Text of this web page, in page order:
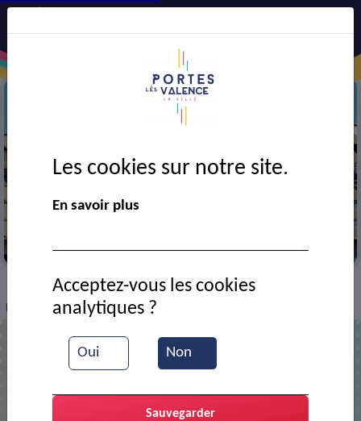
> VIE MUNICIPALE > Ressources documentaires
Portes ouvertes du Complexe Sportif Alice Milliat
Portes ouvertes du Complexe Sportif
Alice Milliat
Les cookies sur notre site.
En savoir plus
Oui Non
Acceptez-vous les cookies
analytiques ?
Sauvegarder